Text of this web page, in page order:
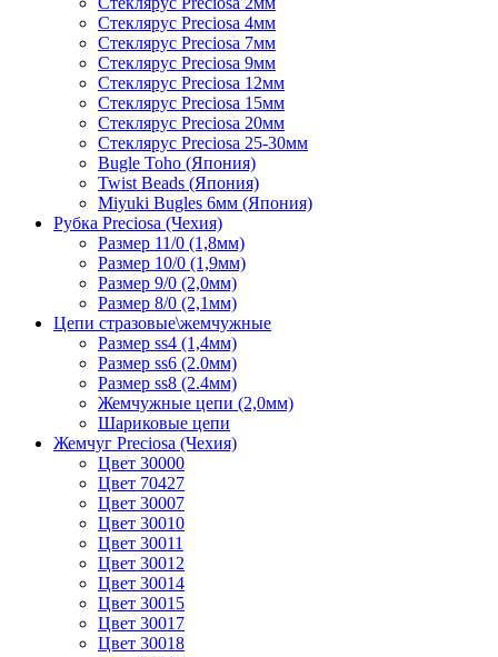
Стеклярус Preciosa 4мм
Стеклярус Preciosa 7мм
Стеклярус Preciosa 9мм
Стеклярус Preciosa 12мм
Стеклярус Preciosa 15мм
Стеклярус Preciosa 20мм
Стеклярус Preciosa 25-30мм
Bugle Toho (Япония)
Twist Beads (Япония)
Miyuki Bugles 6мм (Япония)
Рубка Preciosa (Чехия)
Размер 11/0 (1,8мм)
Размер 10/0 (1,9мм)
Размер 9/0 (2,0мм)
Размер 8/0 (2,1мм)
Цепи стразовые\жемчужные
Размер ss4 (1,4мм)
Размер ss6 (2.0мм)
Размер ss8 (2.4мм)
Жемчужные цепи (2,0мм)
Шариковые цепи
Жемчуг Preciosa (Чехия)
Цвет 30000
Цвет 70427
Цвет 30007
Цвет 30010
Цвет 30011
Цвет 30012
Цвет 30014
Цвет 30015
Цвет 30017
Цвет 30018